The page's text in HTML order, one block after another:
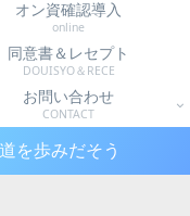
オン資確認導入
online
同意書＆レセプト
DOUISYO＆RECE
お問い合わせ
CONTACT
を歩みだそう